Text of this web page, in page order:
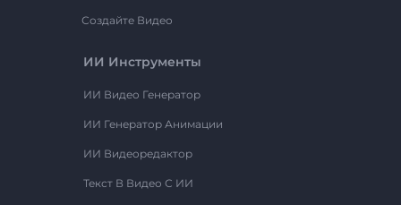
Создайте Видео
ИИ Инструменты
ИИ Видео Генератор
ИИ Генератор Анимации
ИИ Видеоредактор
Текст В Видео С ИИ